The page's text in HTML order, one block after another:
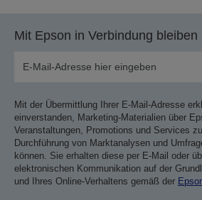
Mit Epson in Verbindung bleiben
Mit der Übermittlung Ihrer E-Mail-Adresse
einverstanden, Marketing-Materialien über
Veranstaltungen, Promotions und Services
Durchführung von Marktanalysen und
können. Sie erhalten diese per E-Mail oder
elektronischen Kommunikation auf der
und Ihres Online-Verhaltens gemäß der